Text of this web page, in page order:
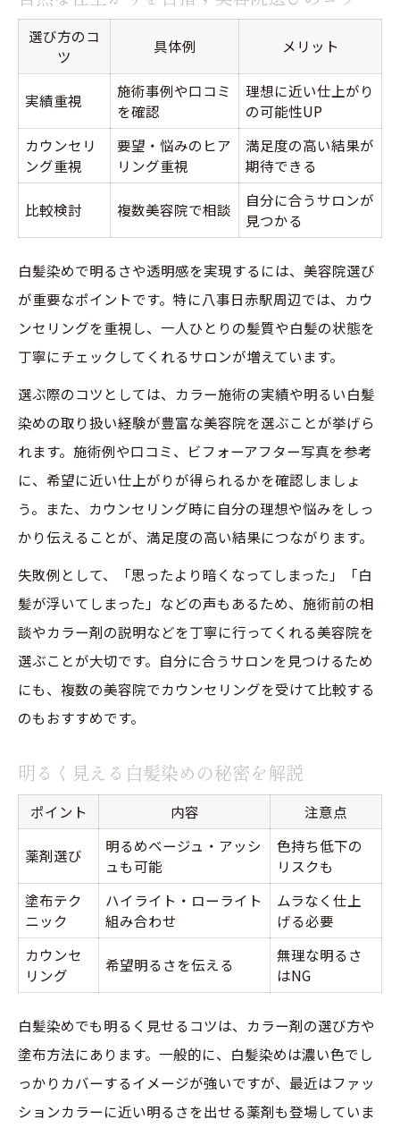
選び方のコ
ツ
具体例 メリット
実績重視
施術事例や口コミ
を確認
理想に近い仕上がり
の可能性UP
カウンセリ
ング重視
要望・悩みのヒア
リング重視
満足度の高い結果が
期待できる
比較検討 複数美容院で相談
自分に合うサロンが
見つかる
白髪染めで明るさや透明感を実現するには、美容院選び
が重要なポイントです。特に八事日赤駅周辺では、カウ
ンセリングを重視し、一人ひとりの髪質や白髪の状態を
丁寧にチェックしてくれるサロンが増えています。
選ぶ際のコツとしては、カラー施術の実績や明るい白髪
染めの取り扱い経験が豊富な美容院を選ぶことが挙げら
れます。施術例や口コミ、ビフォーアフター写真を参考
に、希望に近い仕上がりが得られるかを確認しましょ
う。また、カウンセリング時に自分の理想や悩みをしっ
かり伝えることが、満足度の高い結果につながります。
失敗例として、「思ったより暗くなってしまった」「白
髪が浮いてしまった」などの声もあるため、施術前の相
談やカラー剤の説明などを丁寧に行ってくれる美容院を
選ぶことが大切です。自分に合うサロンを見つけるため
にも、複数の美容院でカウンセリングを受けて比較する
のもおすすめです。
明るく見える白髪染めの秘密を解説
ポイント 内容 注意点
薬剤選び
明るめベージュ・アッシ
ュも可能
色持ち低下の
リスクも
塗布テク
ニック
ハイライト・ローライト
組み合わせ
ムラなく仕上
げる必要
カウンセ
リング
希望明るさを伝える
無理な明るさ
はNG
白髪染めでも明るく見せるコツは、カラー剤の選び方や
塗布方法にあります。一般的に、白髪染めは濃い色でし
っかりカバーするイメージが強いですが、最近はファッ
ションカラーに近い明るさを出せる薬剤も登場していま